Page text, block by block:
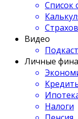
Список
Видео
Личные
Налоги